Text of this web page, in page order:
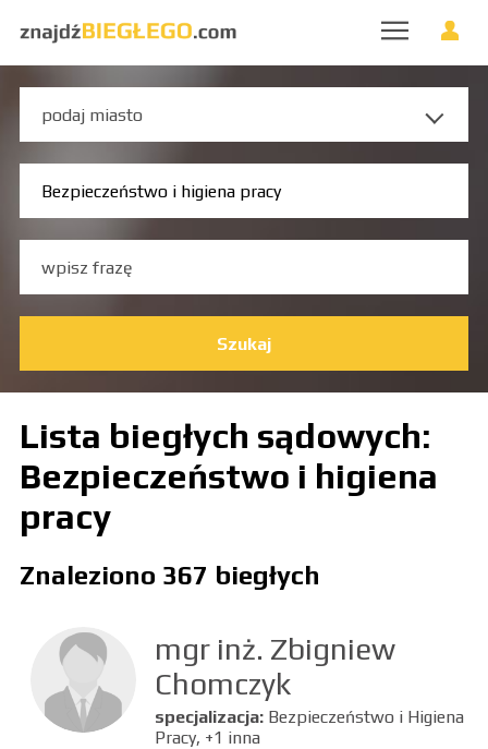
Szukaj
Lista biegłych sądowych:
Bezpieczeństwo i higiena
pracy
Znaleziono 367 biegłych
mgr inż. Zbigniew
Chomczyk
specjalizacja: Bezpieczeństwo i Higiena
Pracy, +1 inna